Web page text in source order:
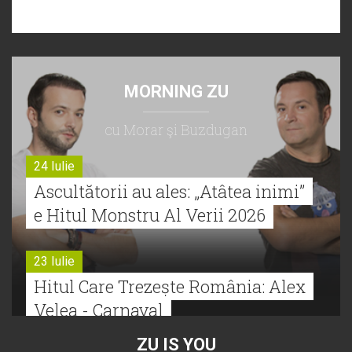
MORNING ZU
cu Morar şi Buzdugan
24 Iulie
Ascultătorii au ales: „Atâtea inimi”
e Hitul Monstru Al Verii 2026
23 Iulie
Hitul Care Trezește România: Alex
Velea - Carnaval
ZU IS YOU